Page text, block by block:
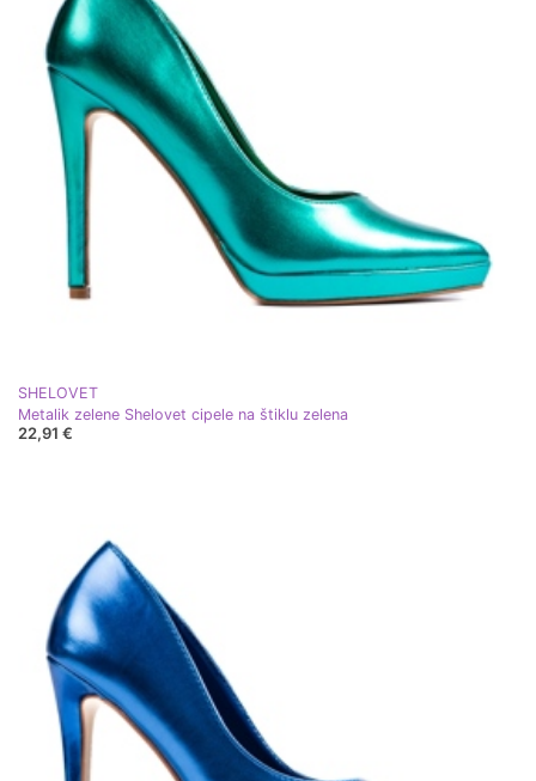
SHELOVET
Metalik zelene Shelovet cipele na štiklu zelena
22,91 €